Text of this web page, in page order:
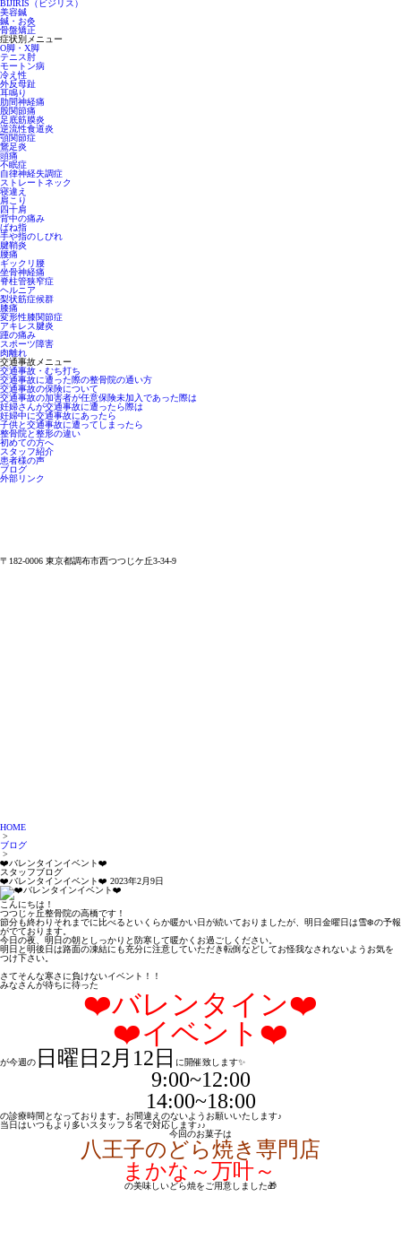
BIJIRIS（ビジリス）
美容鍼
鍼・お灸
骨盤矯正
症状別メニュー
O脚・X脚
テニス肘
モートン病
冷え性
外反母趾
耳鳴り
肋間神経痛
股関節痛
足底筋膜炎
逆流性食道炎
顎関節症
鵞足炎
頭痛
不眠症
自律神経失調症
ストレートネック
寝違え
肩こり
四十肩
背中の痛み
ばね指
手や指のしびれ
腱鞘炎
腰痛
ギックリ腰
坐骨神経痛
脊柱管狭窄症
ヘルニア
梨状筋症候群
膝痛
変形性膝関節症
アキレス腱炎
踵の痛み
スポーツ障害
肉離れ
交通事故メニュー
交通事故・むち打ち
交通事故に遭った際の整骨院の通い方
交通事故の保険について
交通事故の加害者が任意保険未加入であった際は
妊婦さんが交通事故に遭ったら際は
妊婦中に交通事故にあったら
子供と交通事故に遭ってしまったら
整骨院と整形の違い
初めての方へ
スタッフ紹介
患者様の声
ブログ
外部リンク
〒182-0006 東京都調布市西つつじケ丘3-34-9
HOME
>
ブログ
>
❤️バレンタインイベント❤️
スタッフブログ
❤️バレンタインイベント❤️ 2023年2月9日
こんにちは！
つつじヶ丘整骨院の高橋です！
節分も終わりそれまでに比べるといくらか暖かい日が続いておりましたが、明日金曜日は雪❄️の予報
がでております。
今日の夜、明日の朝としっかりと防寒して暖かくお過ごしください。
明日と明後日は路面の凍結にも充分に注意していただき転倒などしてお怪我なされないようお気を
つけ下さい。
さてそんな寒さに負けないイベント！！
みなさんが待ちに待った
❤️バレンタイン❤️
❤️イベント❤️
が今週の 日曜日2月12日 に開催致します✨
9:00~12:00
14:00~18:00
の診療時間となっております。お間違えのないようお願いいたします♪
当日はいつもより多いスタッフ５名で対応します♪♪
今回のお菓子は
八王子のどら焼き専門店
まかな～万叶～
の美味しいどら焼をご用意しました🎁